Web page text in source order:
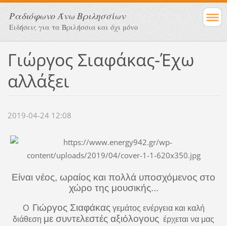
Ραδιόφωνο Άνω Βριλησσίων
Ειδήσεις για τα Βριλήσσια και όχι μόνο
Γιώργος Σιαφάκας-Έχω
αλλάξει
2019-04-24 12:08
Είναι νέος, ωραίος και πολλά υποσχόμενος στο
χώρο της μουσικής...
Ο Γιώργος Σιαφάκας γεμάτος ενέργεια και καλή
διάθεση με συντελεστές αξιόλογους έρχεται να μας